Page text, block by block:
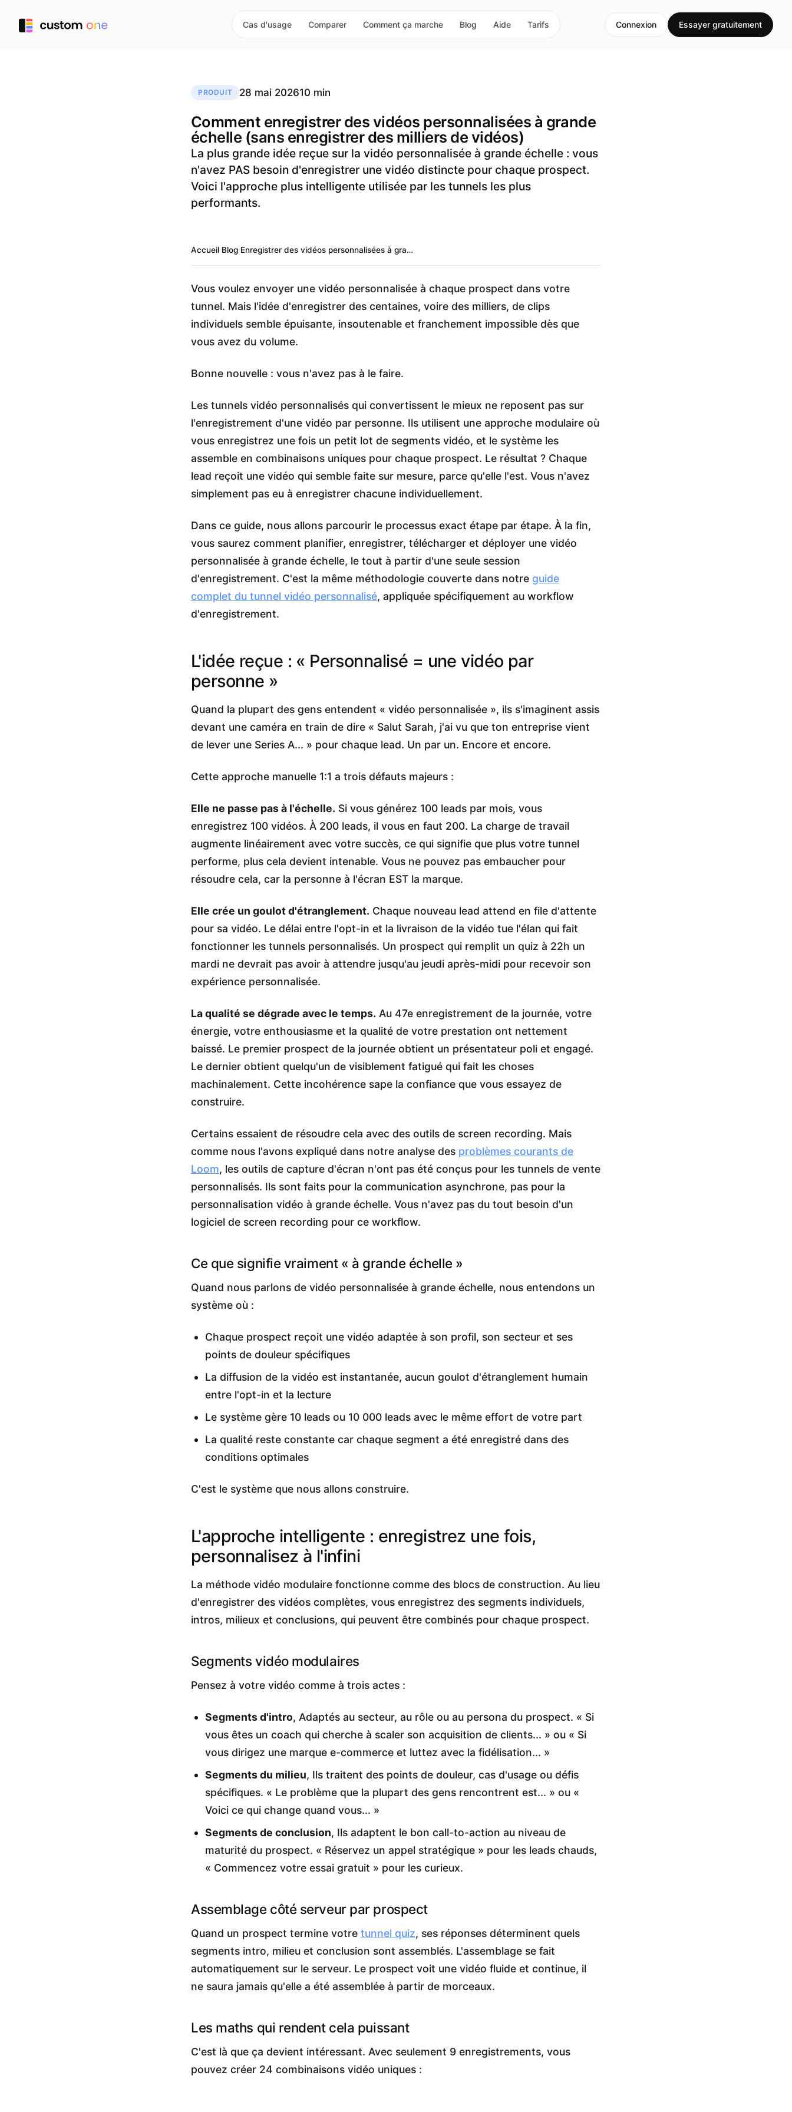
Cas d'usage Comparer Comment ça marche Blog Aide Tarifs Connexion Essayer gratuitement
PRODUIT 28 mai 202610 min
Comment enregistrer des vidéos personnalisées à grande
échelle (sans enregistrer des milliers de vidéos)
La plus grande idée reçue sur la vidéo personnalisée à grande échelle : vous
n'avez PAS besoin d'enregistrer une vidéo distincte pour chaque prospect.
Voici l'approche plus intelligente utilisée par les tunnels les plus
performants.
Accueil/Blog/ Enregistrer des vidéos personnalisées à grande échelle
Vous voulez envoyer une vidéo personnalisée à chaque prospect dans votre
tunnel. Mais l'idée d'enregistrer des centaines, voire des milliers, de clips
individuels semble épuisante, insoutenable et franchement impossible dès que
vous avez du volume.
Bonne nouvelle : vous n'avez pas à le faire.
Les tunnels vidéo personnalisés qui convertissent le mieux ne reposent pas sur
l'enregistrement d'une vidéo par personne. Ils utilisent une approche modulaire où
vous enregistrez une fois un petit lot de segments vidéo, et le système les
assemble en combinaisons uniques pour chaque prospect. Le résultat ? Chaque
lead reçoit une vidéo qui semble faite sur mesure, parce qu'elle l'est. Vous n'avez
simplement pas eu à enregistrer chacune individuellement.
Dans ce guide, nous allons parcourir le processus exact étape par étape. À la fin,
vous saurez comment planifier, enregistrer, télécharger et déployer une vidéo
personnalisée à grande échelle, le tout à partir d'une seule session
d'enregistrement. C'est la même méthodologie couverte dans notre guide
complet du tunnel vidéo personnalisé, appliquée spécifiquement au workflow
d'enregistrement.
L'idée reçue : « Personnalisé = une vidéo par
personne »
Quand la plupart des gens entendent « vidéo personnalisée », ils s'imaginent assis
devant une caméra en train de dire « Salut Sarah, j'ai vu que ton entreprise vient
de lever une Series A... » pour chaque lead. Un par un. Encore et encore.
Cette approche manuelle 1:1 a trois défauts majeurs :
Elle ne passe pas à l'échelle. Si vous générez 100 leads par mois, vous
enregistrez 100 vidéos. À 200 leads, il vous en faut 200. La charge de travail
augmente linéairement avec votre succès, ce qui signifie que plus votre tunnel
performe, plus cela devient intenable. Vous ne pouvez pas embaucher pour
résoudre cela, car la personne à l'écran EST la marque.
Elle crée un goulot d'étranglement. Chaque nouveau lead attend en file d'attente
pour sa vidéo. Le délai entre l'opt-in et la livraison de la vidéo tue l'élan qui fait
fonctionner les tunnels personnalisés. Un prospect qui remplit un quiz à 22h un
mardi ne devrait pas avoir à attendre jusqu'au jeudi après-midi pour recevoir son
expérience personnalisée.
La qualité se dégrade avec le temps. Au 47e enregistrement de la journée, votre
énergie, votre enthousiasme et la qualité de votre prestation ont nettement
baissé. Le premier prospect de la journée obtient un présentateur poli et engagé.
Le dernier obtient quelqu'un de visiblement fatigué qui fait les choses
machinalement. Cette incohérence sape la confiance que vous essayez de
construire.
Certains essaient de résoudre cela avec des outils de screen recording. Mais
comme nous l'avons expliqué dans notre analyse des problèmes courants de
Loom, les outils de capture d'écran n'ont pas été conçus pour les tunnels de vente
personnalisés. Ils sont faits pour la communication asynchrone, pas pour la
personnalisation vidéo à grande échelle. Vous n'avez pas du tout besoin d'un
logiciel de screen recording pour ce workflow.
Ce que signifie vraiment « à grande échelle »
Quand nous parlons de vidéo personnalisée à grande échelle, nous entendons un
système où :
Chaque prospect reçoit une vidéo adaptée à son profil, son secteur et ses
points de douleur spécifiques
La diffusion de la vidéo est instantanée, aucun goulot d'étranglement humain
entre l'opt-in et la lecture
Le système gère 10 leads ou 10 000 leads avec le même effort de votre part
La qualité reste constante car chaque segment a été enregistré dans des
conditions optimales
C'est le système que nous allons construire.
L'approche intelligente : enregistrez une fois,
personnalisez à l'infini
La méthode vidéo modulaire fonctionne comme des blocs de construction. Au lieu
d'enregistrer des vidéos complètes, vous enregistrez des segments individuels,
intros, milieux et conclusions, qui peuvent être combinés pour chaque prospect.
Segments vidéo modulaires
Pensez à votre vidéo comme à trois actes :
Segments d'intro, Adaptés au secteur, au rôle ou au persona du prospect. « Si
vous êtes un coach qui cherche à scaler son acquisition de clients... » ou « Si
vous dirigez une marque e-commerce et luttez avec la fidélisation... »
Segments du milieu, Ils traitent des points de douleur, cas d'usage ou défis
spécifiques. « Le problème que la plupart des gens rencontrent est... » ou «
Voici ce qui change quand vous... »
Segments de conclusion, Ils adaptent le bon call-to-action au niveau de
maturité du prospect. « Réservez un appel stratégique » pour les leads chauds,
« Commencez votre essai gratuit » pour les curieux.
Assemblage côté serveur par prospect
Quand un prospect termine votre tunnel quiz, ses réponses déterminent quels
segments intro, milieu et conclusion sont assemblés. L'assemblage se fait
automatiquement sur le serveur. Le prospect voit une vidéo fluide et continue, il
ne saura jamais qu'elle a été assemblée à partir de morceaux.
Les maths qui rendent cela puissant
C'est là que ça devient intéressant. Avec seulement 9 enregistrements, vous
pouvez créer 24 combinaisons vidéo uniques :